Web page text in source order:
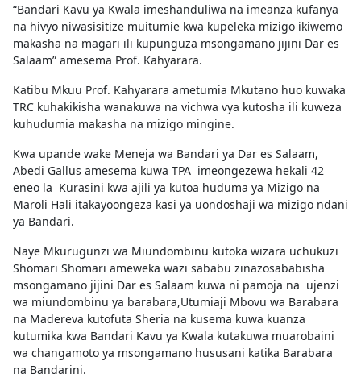
“Bandari Kavu ya Kwala imeshanduliwa na imeanza kufanya
na hivyo niwasisitize muitumie kwa kupeleka mizigo ikiwemo
makasha na magari ili kupunguza msongamano jijini Dar es
Salaam” amesema Prof. Kahyarara.
Katibu Mkuu Prof. Kahyarara ametumia Mkutano huo kuwaka
TRC kuhakikisha wanakuwa na vichwa vya kutosha ili kuweza
kuhudumia makasha na mizigo mingine.
Kwa upande wake Meneja wa Bandari ya Dar es Salaam,
Abedi Gallus amesema kuwa TPA imeongezewa hekali 42
eneo la Kurasini kwa ajili ya kutoa huduma ya Mizigo na
Maroli Hali itakayoongeza kasi ya uondoshaji wa mizigo ndani
ya Bandari.
Naye Mkurugunzi wa Miundombinu kutoka wizara uchukuzi
Shomari Shomari ameweka wazi sababu zinazosababisha
msongamano jijini Dar es Salaam kuwa ni pamoja na ujenzi
wa miundombinu ya barabara,Utumiaji Mbovu wa Barabara
na Madereva kutofuta Sheria na kusema kuwa kuanza
kutumika kwa Bandari Kavu ya Kwala kutakuwa muarobaini
wa changamoto ya msongamano hususani katika Barabara
na Bandarini.